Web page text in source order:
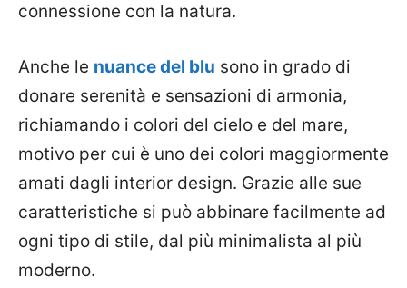
connessione con la natura.
Anche le nuance del blu sono in grado di
donare serenità e sensazioni di armonia,
richiamando i colori del cielo e del mare,
motivo per cui è uno dei colori maggiormente
amati dagli interior design. Grazie alle sue
caratteristiche si può abbinare facilmente ad
ogni tipo di stile, dal più minimalista al più
moderno.